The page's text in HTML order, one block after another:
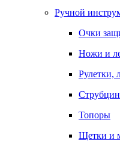
Ручной
Очки
Ножи и
Рулетки,
Топоры
Щетки и